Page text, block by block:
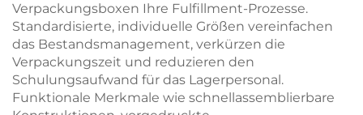
Verpackungsboxen Ihre Fulfillment-Prozesse.
Standardisierte, individuelle Größen vereinfachen
das Bestandsmanagement, verkürzen die
Verpackungszeit und reduzieren den
Schulungsaufwand für das Lagerpersonal.
Funktionale Merkmale wie schnellassemblierbare